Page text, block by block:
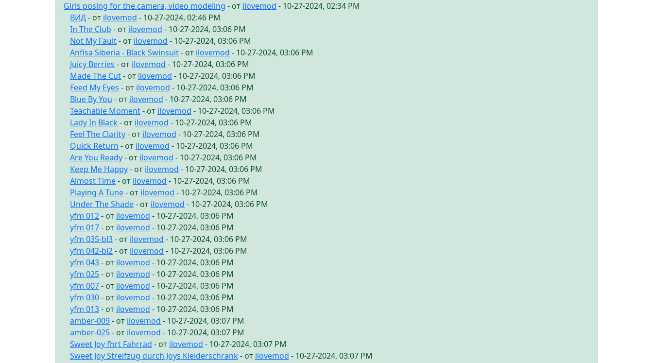
Girls posing for the camera, video modeling - от ilovemod - 10-27-2024, 02:34 PM
ВИД- от ilovemod - 10-27-2024, 02:46 PM
In The Club - от ilovemod - 10-27-2024, 03:06 PM
Not My Fault- от ilovemod - 10-27-2024, 03:06 PM
Anfisa Siberia - Black Swinsuit- от ilovemod - 10-27-2024, 03:06 PM
Juicy Berries - от ilovemod - 10-27-2024, 03:06 PM
Made The Cut- от ilovemod - 10-27-2024, 03:06 PM
Feed My Eyes - от ilovemod - 10-27-2024, 03:06 PM
Blue By You - от ilovemod - 10-27-2024, 03:06 PM
Teachable Moment- от ilovemod - 10-27-2024, 03:06 PM
Lady In Black - от ilovemod - 10-27-2024, 03:06 PM
Feel The Clarity- от ilovemod - 10-27-2024, 03:06 PM
Quick Return - от ilovemod - 10-27-2024, 03:06 PM
Are You Ready- от ilovemod - 10-27-2024, 03:06 PM
Keep Me Happy- от ilovemod - 10-27-2024, 03:06 PM
Almost Time- от ilovemod - 10-27-2024, 03:06 PM
Playing A Tune- от ilovemod - 10-27-2024, 03:06 PM
Under The Shade- от ilovemod - 10-27-2024, 03:06 PM
yfm 012- от ilovemod - 10-27-2024, 03:06 PM
yfm 017- от ilovemod - 10-27-2024, 03:06 PM
yfm 035-bl3- от ilovemod - 10-27-2024, 03:06 PM
yfm 042-bl2- от ilovemod - 10-27-2024, 03:06 PM
yfm 043- от ilovemod - 10-27-2024, 03:06 PM
yfm 025- от ilovemod - 10-27-2024, 03:06 PM
yfm 007- от ilovemod - 10-27-2024, 03:06 PM
yfm 030- от ilovemod - 10-27-2024, 03:06 PM
yfm 013- от ilovemod - 10-27-2024, 03:06 PM
amber-009- от ilovemod - 10-27-2024, 03:07 PM
amber-025- от ilovemod - 10-27-2024, 03:07 PM
Sweet Joy fhrt Fahrrad - от ilovemod - 10-27-2024, 03:07 PM
Sweet Joy Streifzug durch Joys Kleiderschrank - от ilovemod - 10-27-2024, 03:07 PM